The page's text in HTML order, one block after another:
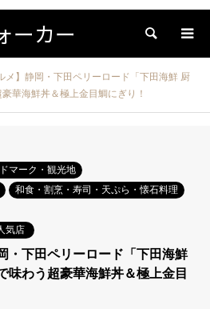
ーカー 検索
メ】静岡・下田ペリーロード「下田海鮮 厨
華海鮮丼＆極上金目鯛にぎり！
マーク・観光地
和食・割烹・寿司・天ぷら・懐石料理
気店
・下田ペリーロード「下田海鮮
味わう超豪華海鮮丼＆極上金目